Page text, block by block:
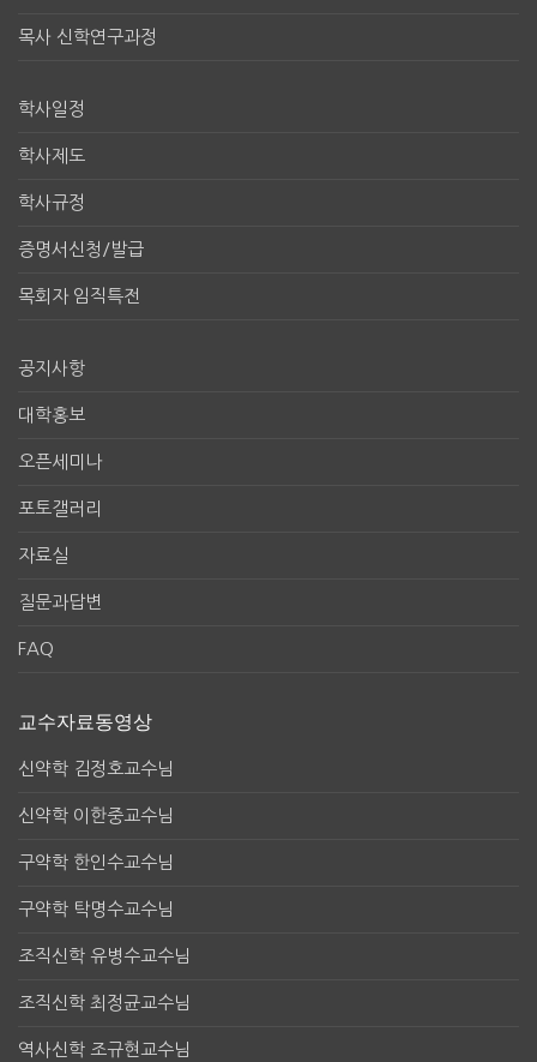
목사 신학연구과정
학사일정
학사제도
학사규정
증명서신청/발급
목회자 임직특전
공지사항
대학홍보
오픈세미나
포토갤러리
자료실
질문과답변
FAQ
교수자료동영상
신약학 김정호교수님
신약학 이한중교수님
구약학 한인수교수님
구약학 탁명수교수님
조직신학 유병수교수님
조직신학 최정균교수님
역사신학 조규현교수님